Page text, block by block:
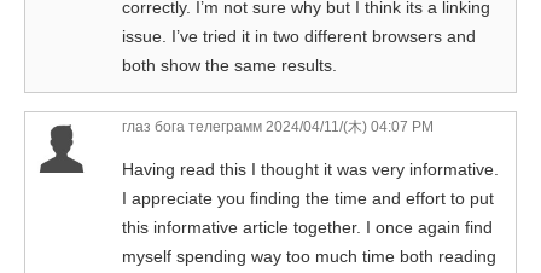
correctly. I’m not sure why but I think its a linking
issue. I’ve tried it in two different browsers and
both show the same results.
глаз бога телеграмм 2024/04/11/(木) 04:07 PM
Having read this I thought it was very informative.
I appreciate you finding the time and effort to put
this informative article together. I once again find
myself spending way too much time both reading